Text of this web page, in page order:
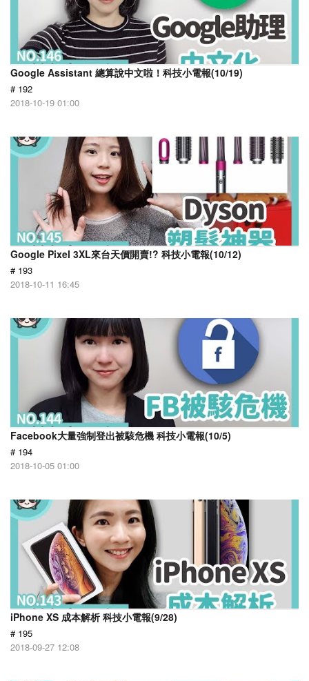
Google Assistant 總算說中文啦！科技小電報(10/19)
# 192
2018-10-19 01:00
Google Pixel 3XL來台天價開賣!? 科技小電報(10/12)
# 193
2018-10-11 16:45
Facebook大量強制登出被駭危機 科技小電報(10/5)
# 194
2018-10-05 01:00
iPhone XS 成本解析 科技小電報(9/28)
# 195
2018-09-27 12:08